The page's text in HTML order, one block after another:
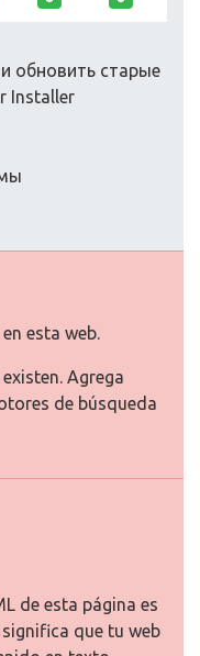
обновить старые
Installer
esta web.
Agrega
de búsqueda
de esta página es
que tu web